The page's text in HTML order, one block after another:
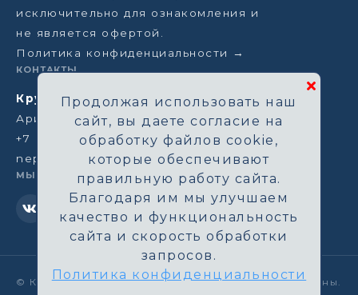
исключительно для ознакомления и
не является офертой.
Политика конфиденциальности →
КОНТАКТЫ
Круизная компания Нептун
Аристарховский пер, 3/1, Москва
+7 (964) 583-14-96
neptun@aha.ru
МЫ В СЕТИ
© Круизная компания Нептун. Все права защищены.
Продолжая использовать наш
сайт, вы даете согласие на
обработку файлов cookie,
которые обеспечивают
правильную работу сайта.
Благодаря им мы улучшаем
качество и функциональность
сайта и скорость обработки
запросов.
Политика конфиденциальности